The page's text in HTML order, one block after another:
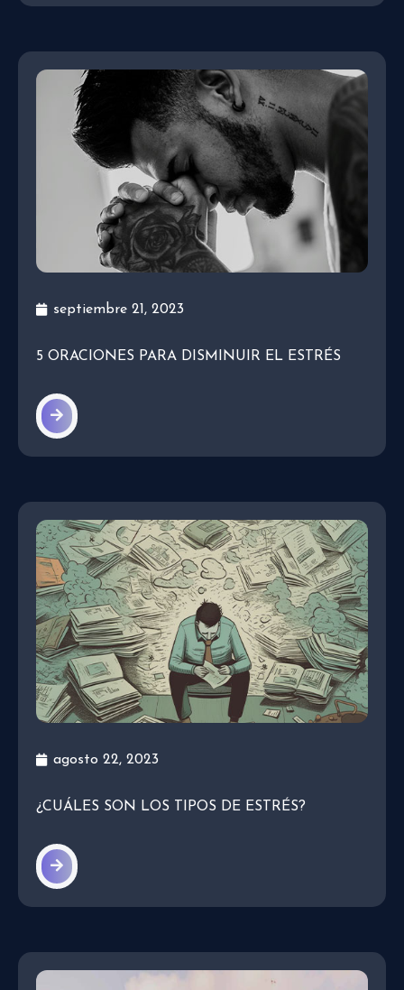
septiembre 21, 2023
5 ORACIONES PARA DISMINUIR EL ESTRÉS
agosto 22, 2023
¿CUÁLES SON LOS TIPOS DE ESTRÉS?